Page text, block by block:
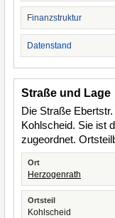
Finanzstruktur
Datenstand
Straße und Lage
Die Straße Ebertstr.
Kohlscheid. Sie ist
zugeordnet.
Ort
Herzogenrath
Ortsteil
Kohlscheid